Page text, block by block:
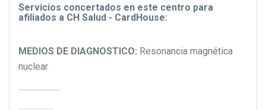
Servicios concertados en este centro para
afiliados a CH Salud - CardHouse:
MEDIOS DE DIAGNOSTICO: Resonancia magnética
nuclear